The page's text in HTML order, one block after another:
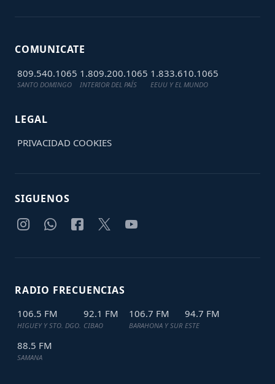
COMUNICATE
809.540.1065
SANTO DOMINGO
1.809.200.1065
INTERIOR DEL PAÍS
1.833.610.1065
EEUU Y EL MUNDO
LEGAL
PRIVACIDAD COOKIES
SIGUENOS
RADIO FRECUENCIAS
106.5 FM
HIGUEY Y STO. DGO.
92.1 FM
CIBAO
106.7 FM
BARAHONA Y SUR
94.7 FM
ESTE
88.5 FM
SAMANA